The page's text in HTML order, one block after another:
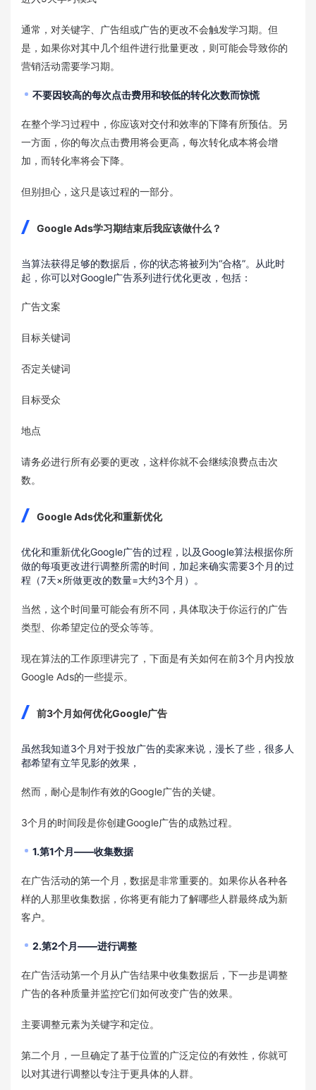
通常，对关键字、广告组或广告的更改不会触发学习期。但
是，如果你对其中几个组件进行批量更改，则可能会导致你的
营销活动需要学习期。
不要因较高的每次点击费用和较低的转化次数而惊慌
在整个学习过程中，你应该对交付和效率的下降有所预估。另
一方面，你的每次点击费用将会更高，每次转化成本将会增
加，而转化率将会下降。
但别担心，这只是该过程的一部分。
Google Ads学习期结束后我应该做什么？
当算法获得足够的数据后，你的状态将被列为“合格”。从此时
起，你可以对Google广告系列进行优化更改，包括：
广告文案
目标关键词
否定关键词
目标受众
地点
请务必进行所有必要的更改，这样你就不会继续浪费点击次
数。
Google Ads优化和重新优化
优化和重新优化Google广告的过程，以及Google算法根据你所
做的每项更改进行调整所需的时间，加起来确实需要3个月的过
程（7天×所做更改的数量=大约3个月）。
当然，这个时间量可能会有所不同，具体取决于你运行的广告
类型、你希望定位的受众等等。
现在算法的工作原理讲完了，下面是有关如何在前3个月内投放
Google Ads的一些提示。
前3个月如何优化Google广告
虽然我知道3个月对于投放广告的卖家来说，漫长了些，很多人
都希望有立竿见影的效果，
然而，耐心是制作有效的Google广告的关键。
3个月的时间段是你创建Google广告的成熟过程。
1.第1个月——收集数据
在广告活动的第一个月，数据是非常重要的。如果你从各种各
样的人那里收集数据，你将更有能力了解哪些人群最终成为新
客户。
2.第2个月——进行调整
在广告活动第一个月从广告结果中收集数据后，下一步是调整
广告的各种质量并监控它们如何改变广告的效果。
主要调整元素为关键字和定位。
第二个月，一旦确定了基于位置的广泛定位的有效性，你就可
以对其进行调整以专注于更具体的人群。